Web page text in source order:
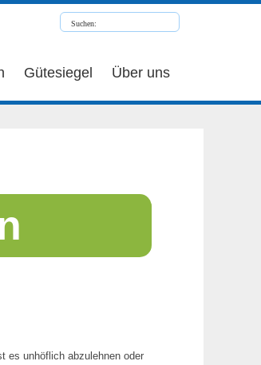
Gütesiegel Über uns
es unhöflich abzulehnen oder